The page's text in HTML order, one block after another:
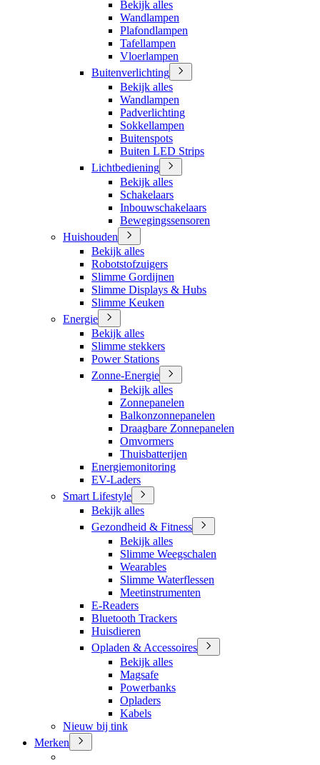
Bekijk alles
Wandlampen
Plafondlampen
Tafellampen
Vloerlampen
Buitenverlichting
Bekijk alles
Wandlampen
Padverlichting
Sokkellampen
Buitenspots
Buiten LED Strips
Lichtbediening
Bekijk alles
Schakelaars
Inbouwschakelaars
Bewegingssensoren
Huishouden
Bekijk alles
Robotstofzuigers
Slimme Gordijnen
Slimme Displays & Hubs
Slimme Keuken
Energie
Bekijk alles
Slimme stekkers
Power Stations
Zonne-Energie
Bekijk alles
Zonnepanelen
Balkonzonnepanelen
Draagbare Zonnepanelen
Omvormers
Thuisbatterijen
Energiemonitoring
EV-Laders
Smart Lifestyle
Bekijk alles
Gezondheid & Fitness
Bekijk alles
Slimme Weegschalen
Wearables
Slimme Waterflessen
Meetinstrumenten
E-Readers
Bluetooth Trackers
Huisdieren
Opladen & Accessoires
Bekijk alles
Magsafe
Powerbanks
Opladers
Kabels
Nieuw bij tink
Merken